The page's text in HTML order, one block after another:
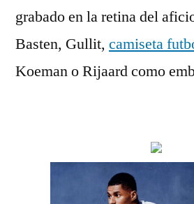
grabado en la retina del
Basten, Gullit, camiseta
Koeman o Rijaard como